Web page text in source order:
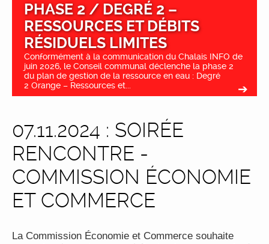
PHASE 2 / DEGRÉ 2 –
RESSOURCES ET DÉBITS
RÉSIDUELS LIMITES
Conformément à la communication du Chalais INFO de
juin 2026, le Conseil communal déclenche la phase 2
du plan de gestion de la ressource en eau : Degré
2 Orange – Ressources et...
07.11.2024 : SOIRÉE
RENCONTRE -
COMMISSION ÉCONOMIE
ET COMMERCE
La Commission Économie et Commerce souhaite